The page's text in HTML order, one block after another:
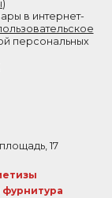
)
в интернет-
персональных
17